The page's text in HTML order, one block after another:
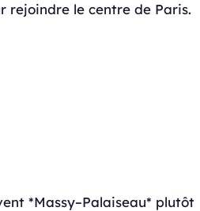
rejoindre le centre de Paris.
*Massy–Palaiseau* plutôt